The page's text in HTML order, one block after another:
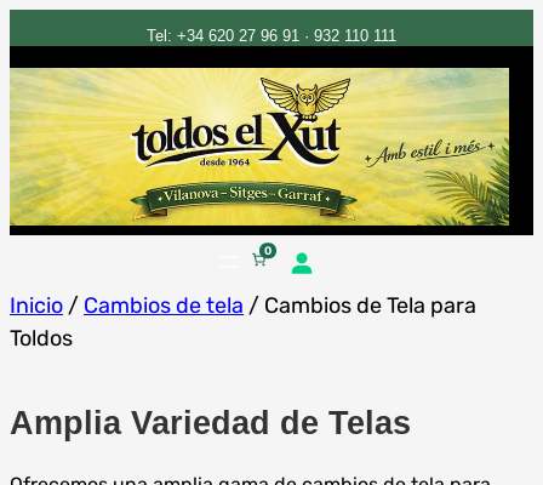
Tel: +34 620 27 96 91 · 932 110 111
contenido
0
Inicio / Cambios de tela / Cambios de Tela para
Toldos
Amplia Variedad de Telas